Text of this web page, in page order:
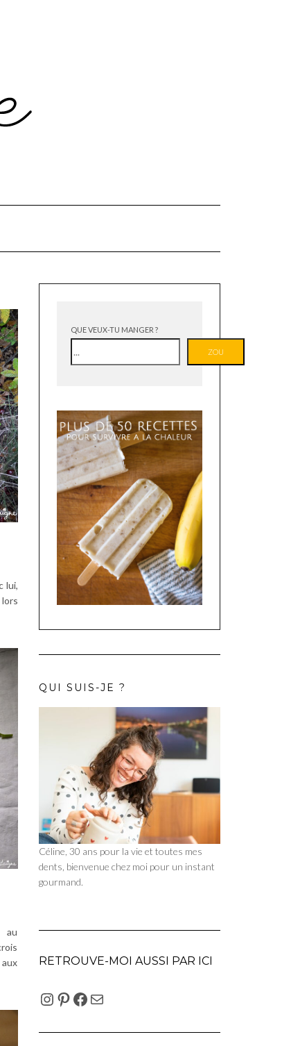
lui,
au
QUE VEUX-TU MANGER ?
ZOU
QUI SUIS-JE ?
Céline, 30 ans pour la vie et toutes mes
dents, bienvenue chez moi pour un instant
gourmand.
RETROUVE-MOI AUSSI PAR ICI
INSTAGRAM
PINTEREST
FACEBOOK
E-MAIL